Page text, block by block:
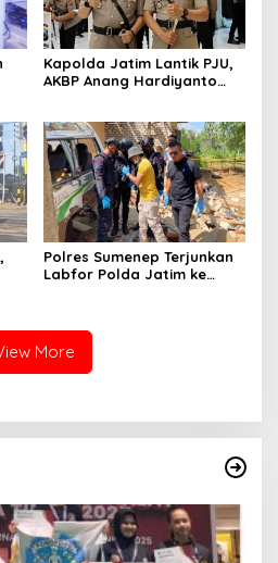
Kapolda Jatim Lantik PJU,
AKBP Anang Hardiyanto
Polres Sumenep Terjunkan
Labfor Polda Jatim ke
More